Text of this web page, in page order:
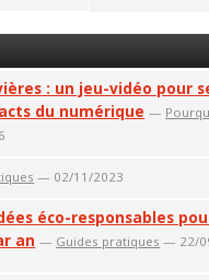
: un jeu-vidéo pour
du numérique —
— 02/11/2023
éco-responsables
an — Guides pratiques — 22/